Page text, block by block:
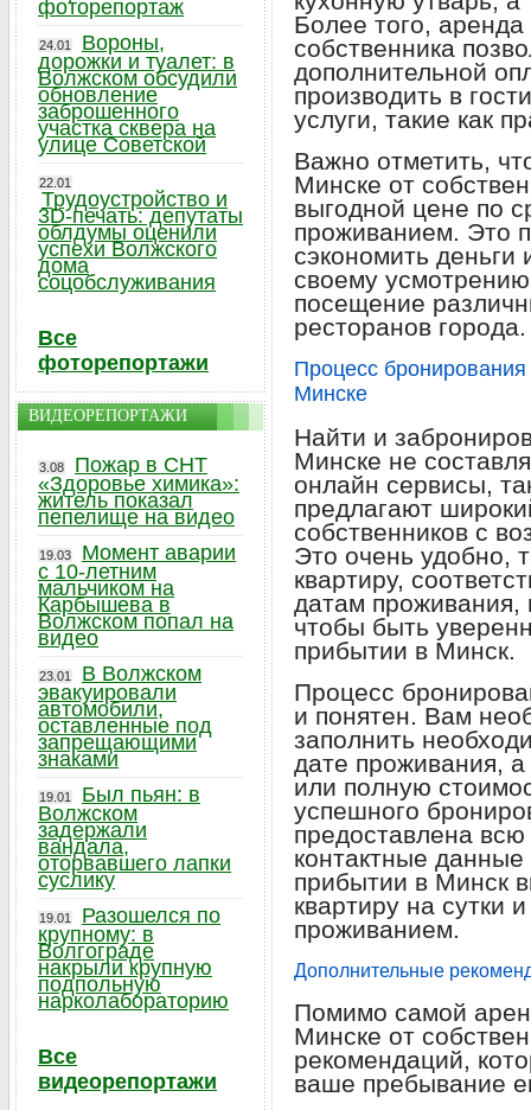
Более того, аренда
собственника
дополнительной
производить в
услуги, такие как
Важно отметить,
Минске от
выгодной цене по
проживанием. Это
сэкономить деньги
своему
посещение
ресторанов города.
Процесс бронирования
Минске
Найти и
Минске не
онлайн сервисы,
предлагают
собственников с
Это очень удобно,
квартиру,
датам
чтобы быть
прибытии в Минск.
Процесс
и понятен. Вам
заполнить
дате проживания, а
или полную
успешного
предоставлена
контактные
прибытии в Минск
квартиру на сутки
проживанием.
Дополнительные
Помимо самой
Минске от
рекомендаций,
ваше пребывание
фоторепортаж
24.01
Вороны,
дорожки и туалет: в
Волжском обсудили
обновление
заброшенного
участка сквера на
улице Советской
22.01
Трудоустройство и
3D-печать: депутаты
облдумы оценили
успехи Волжского
дома
соцобслуживания
Все
фоторепортажи
ВИДЕОРЕПОРТАЖИ
3.08
Пожар в СНТ
«Здоровье химика»:
житель показал
пепелище на видео
19.03
Момент аварии
с 10-летним
мальчиком на
Карбышева в
Волжском попал на
видео
23.01
В Волжском
эвакуировали
автомобили,
оставленные под
запрещающими
знаками
19.01
Был пьян: в
Волжском
задержали
вандала,
оторвавшего лапки
суслику
19.01
Разошелся по
крупному: в
Волгограде
накрыли крупную
подпольную
нарколабораторию
Все
видеорепортажи